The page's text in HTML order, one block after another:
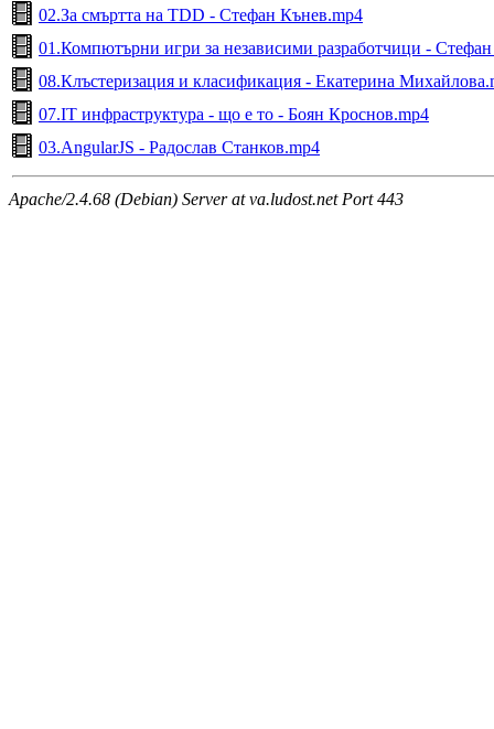
02.За смъртта на TDD - Стефан Кънев.mp4
01.Компютърни игри за независими разработчици -
08.Клъстеризация и класификация - Екатерина
07.IT инфраструктура - що е то - Боян Кроснов.mp4
03.AngularJS - Радослав Станков.mp4
Apache/2.4.68 (Debian) Server at va.ludost.net Port 443